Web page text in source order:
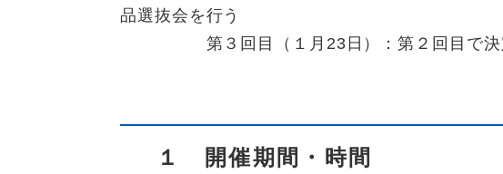
品選抜会を行う
第３回目（１月23日）：第２回目で決
１ 開催期間・時間